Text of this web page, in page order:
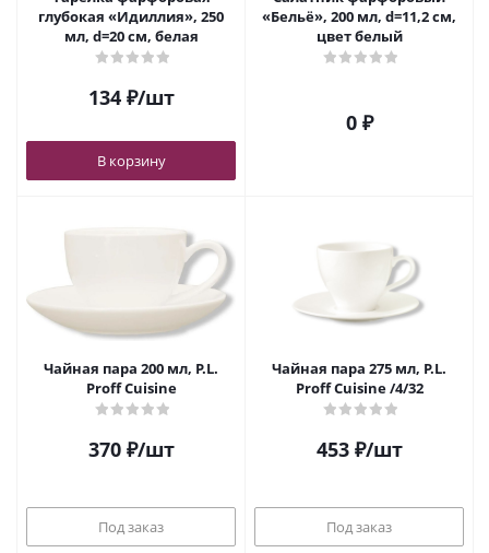
глубокая «Идиллия», 250
мл, d=20 см, белая
134₽/шт
В корзину
«Бельё», 200 мл, d=11,2 см,
цвет белый
0 ₽
Чайная пара 200 мл, P.L.
Proff Cuisine
370₽/шт
Под заказ
Чайная пара 275 мл, P.L.
Proff Cuisine /4/32
453₽/шт
Под заказ